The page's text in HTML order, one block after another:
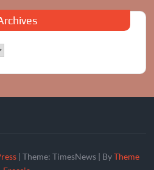
|Theme: TimesNews | ByTheme